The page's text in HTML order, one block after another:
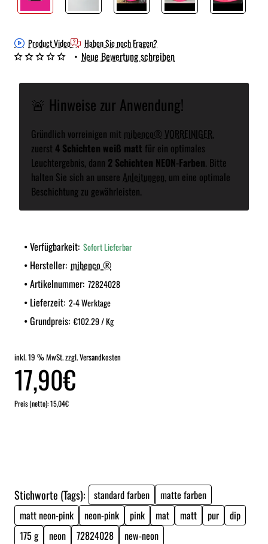
Product Video Haben Sie noch Fragen?
🚨 Hinweise zur Anwendung!
Gründlich vorreinigen mit mibenco® VORREINIGER,
zuerst 4 Schichten weiß matt für ein optimales
Leuchtergebnis, dann 2 Schichten NEON-Farben. Bitte
halten Sie sich an unsere Anleitungen, um eine optimale
Beschichtung zu gewährleisten.
Verfügbarkeit: Sofort Lieferbar
Hersteller: mibenco ®
Artikelnummer: 72824028
Lieferzeit: 2-4 Werktage
Grundpreis: €102.29 / Kg
• Neue Bewertung schreiben
inkl. 19 % MwSt. zzgl. Versandkosten
17,90€
Preis (netto): 15,04€
Stichworte (Tags): standard farben
matte farben
matt neon-pink
neon-pink pink mat matt pur
dip
175 g
neon 72824028 new-neon